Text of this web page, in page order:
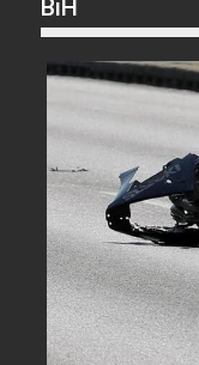
BiH